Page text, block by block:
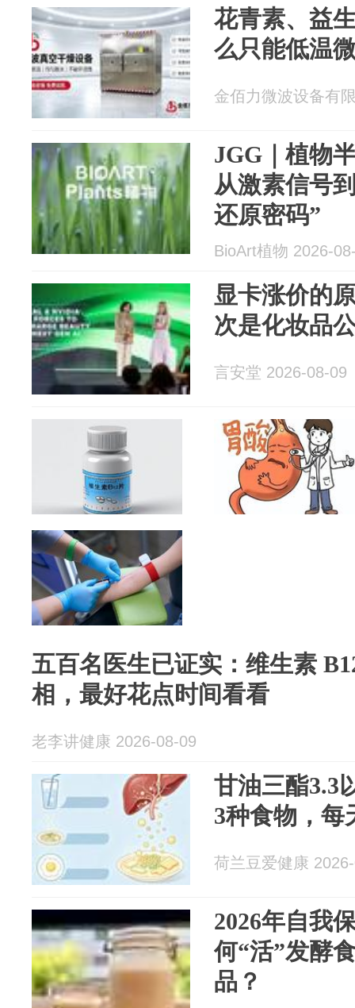
花青素、益
么只能低温
金佰力微波设备有
JGG｜植物
从激素信号
还原密码”
BioArt植物 2026-
显卡涨价的
次是化妆品
言安堂 2026-08-09
五百名医生已证实：维生素
相，最好花点时间看看
老李讲健康 2026-08-09
甘油三酯3.3
3种食物，每
荷兰豆爱健康
2026年自我
何“活”发酵
品？